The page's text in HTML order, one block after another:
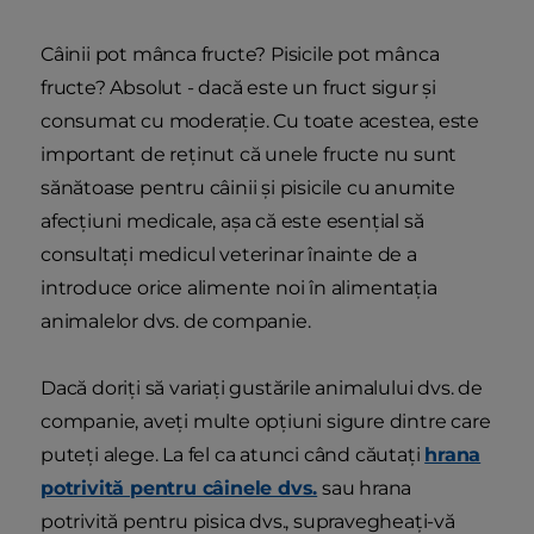
Câinii pot mânca fructe? Pisicile pot mânca
fructe? Absolut - dacă este un fruct sigur și
consumat cu moderație. Cu toate acestea, este
important de reținut că unele fructe nu sunt
sănătoase pentru câinii și pisicile cu anumite
afecțiuni medicale, așa că este esențial să
consultați medicul veterinar înainte de a
introduce orice alimente noi în alimentația
animalelor dvs. de companie.
Dacă doriți să variați gustările animalului dvs. de
companie, aveți multe opțiuni sigure dintre care
puteți alege. La fel ca atunci când căutați hrana
potrivită pentru câinele dvs. sau hrana
potrivită pentru pisica dvs., supravegheați-vă